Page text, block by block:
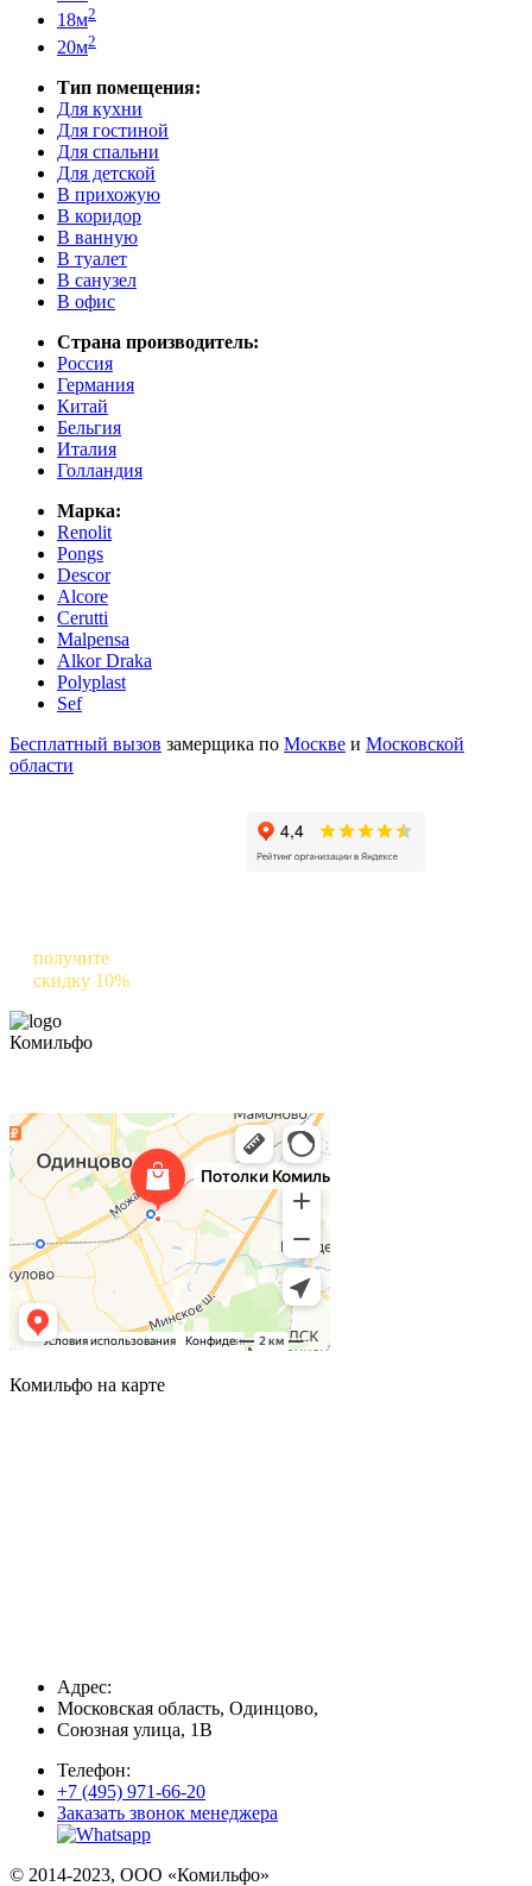
18м2
20м2
Тип помещения:
Для кухни
Для гостиной
Для спальни
Для детской
В прихожую
В коридор
В ванную
В туалет
В санузел
В офис
Страна производитель:
Россия
Германия
Китай
Бельгия
Италия
Голландия
Марка:
Renolit
Pongs
Descor
Alcore
Cerutti
Malpensa
Alkor Draka
Polyplast
Sef
Бесплатный вызов замерщика по Москве и Московской
области
получите
скидку 10%
Комильфо
Комильфо на карте
Адрес:
Московская область, Одинцово,
Союзная улица, 1В
Телефон:
+7 (495) 971-66-20
Заказать звонок менеджера
© 2014-2023, ООО «Комильфо»